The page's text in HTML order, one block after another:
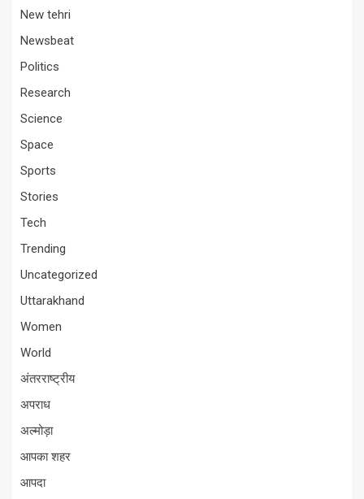
New tehri
Newsbeat
Politics
Research
Science
Space
Sports
Stories
Tech
Trending
Uncategorized
Uttarakhand
Women
World
अंतरराष्ट्रीय
अपराध
अल्मोड़ा
आपका शहर
आपदा